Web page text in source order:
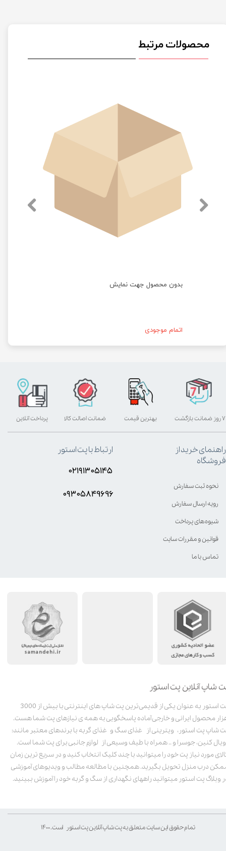
محصولات مرتبط
بدون محصول جهت نمایش
اتمام موجودی
شاپ آنلاین پت استور
پت استور به عنوان یکی از قدیمی‌ترین پت شاپ های اینترنتی با بیش از 3000
محصول ایرانی و خارجی آماده پاسخگویی به همه ی نیازهای پت شما هست.
شاپ پت استور، ویترینی از غذای سگ و غذای گربه با برندهای معتبر مانند:
کنین، جوسرا و .. همراه با طیف وسیعی از لوازم جانبی برای پت شما است.
مورد نیاز پت خود را میتوانید با چند کلیک انتخاب کنید و در سریع ترین زمان
درب منزل تحویل بگیرید. همچنین با مطالعه مطالب و ویدیوهای آموزشی
وبلاگ پت استور میتوانید راههای نگهداری از سگ و گربه خود را آموزش ببینید.
تمام حقوق این سایت متعلق به پت شاپ آنلاین پت استور است. ۱۴۰۰
بهترین قیمت پرداخت آنلاین ۷ روز ضمانت بازگشت ضمانت اصالت کالا
راهنمای خرید از
فروشگاه
نحوه ثبت سفارش
رویه ارسال سفارش
شیوه‌های پرداخت
قوانین و مقررات سایت
تماس با ما
ارتباط با پت استور
۰۲۱۹۱۳۰۵۱۴۵
۰۹۳۰۵8۴9696